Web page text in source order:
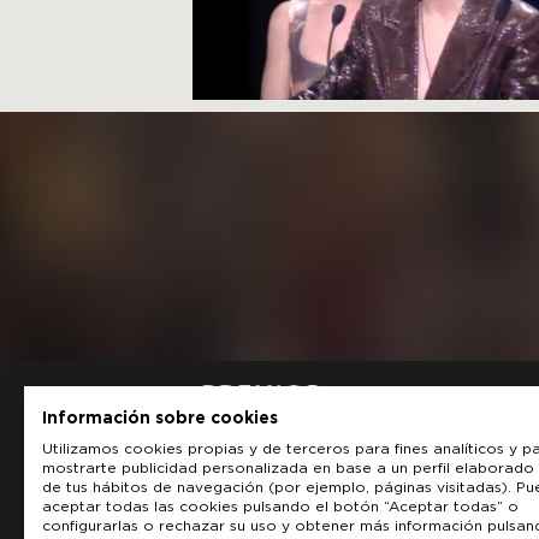
Información sobre cookies
Utilizamos cookies propias y de terceros para fines analíticos y
mostrarte publicidad personalizada en base a un perfil
de tus hábitos de navegación (por ejemplo, páginas visitadas).
aceptar todas las cookies pulsando el botón “Aceptar todas” o
configurarlas o rechazar su uso y obtener más información